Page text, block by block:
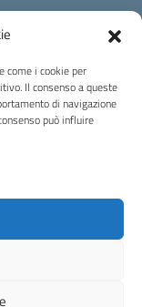
come i cookie per
Il consenso a queste
di navigazione
può influire
icb_65
è stato rilasciato
Italia.
di Designers Italia